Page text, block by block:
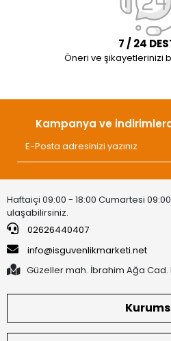
7 / 24
Öneri ve şikayetlerinizi
Kampanya ve
Haftaiçi 09:00 - 18:00 Cumartesi
ulaşabilirsiniz.
02626440407
info@isguvenlikmarketi.net
Güzeller mah. İbrahim Ağa